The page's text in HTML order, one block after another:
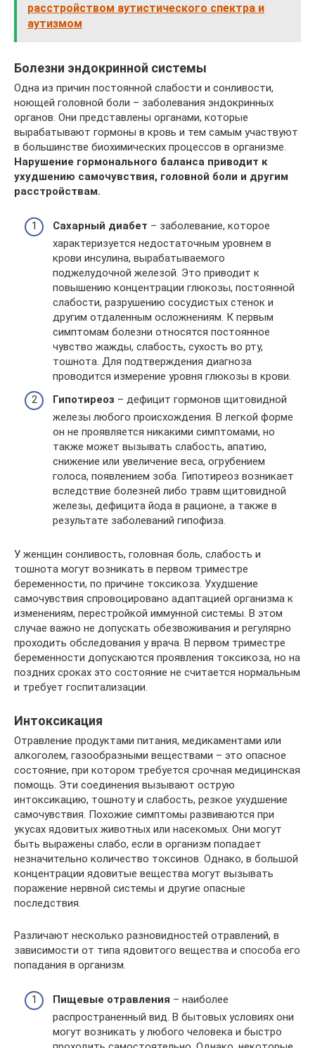
расстройством аутистического спектра и
аутизмом
Болезни эндокринной системы
Одна из причин постоянной слабости и сонливости,
ноющей головной боли – заболевания эндокринных
органов. Они представлены органами, которые
вырабатывают гормоны в кровь и тем самым участвуют
в большинстве биохимических процессов в организме.
Нарушение гормонального баланса приводит к
ухудшению самочувствия, головной боли и другим
расстройствам.
Сахарный диабет – заболевание, которое
характеризуется недостаточным уровнем в
крови инсулина, вырабатываемого
поджелудочной железой. Это приводит к
повышению концентрации глюкозы, постоянной
слабости, разрушению сосудистых стенок и
другим отдаленным осложнениям. К первым
симптомам болезни относятся постоянное
чувство жажды, слабость, сухость во рту,
тошнота. Для подтверждения диагноза
проводится измерение уровня глюкозы в крови.
Гипотиреоз – дефицит гормонов щитовидной
железы любого происхождения. В легкой форме
он не проявляется никакими симптомами, но
также может вызывать слабость, апатию,
снижение или увеличение веса, огрубением
голоса, появлением зоба. Гипотиреоз возникает
вследствие болезней либо травм щитовидной
железы, дефицита йода в рационе, а также в
результате заболеваний гипофиза.
У женщин сонливость, головная боль, слабость и
тошнота могут возникать в первом триместре
беременности, по причине токсикоза. Ухудшение
самочувствия спровоцировано адаптацией организма к
изменениям, перестройкой иммунной системы. В этом
случае важно не допускать обезвоживания и регулярно
проходить обследования у врача. В первом триместре
беременности допускаются проявления токсикоза, но на
поздних сроках это состояние не считается нормальным
и требует госпитализации.
Интоксикация
Отравление продуктами питания, медикаментами или
алкоголем, газообразными веществами – это опасное
состояние, при котором требуется срочная медицинская
помощь. Эти соединения вызывают острую
интоксикацию, тошноту и слабость, резкое ухудшение
самочувствия. Похожие симптомы развиваются при
укусах ядовитых животных или насекомых. Они могут
быть выражены слабо, если в организм попадает
незначительно количество токсинов. Однако, в большой
концентрации ядовитые вещества могут вызывать
поражение нервной системы и другие опасные
последствия.
Различают несколько разновидностей отравлений, в
зависимости от типа ядовитого вещества и способа его
попадания в организм.
Пищевые отравления – наиболее
распространенный вид. В бытовых условиях они
могут возникать у любого человека и быстро